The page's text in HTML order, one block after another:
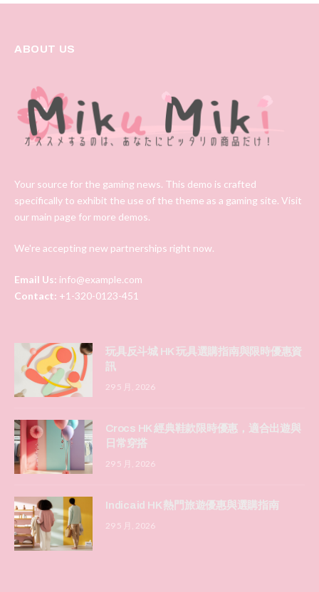
ABOUT US
Your source for the gaming news. This demo is crafted
specifically to exhibit the use of the theme as a gaming site. Visit
our main page for more demos.
We're accepting new partnerships right now.
Email Us: info@example.com
Contact: +1-320-0123-451
玩具反斗城 HK 玩具選購指南與限時優惠資
訊
29 5 月, 2026
Crocs HK 經典鞋款限時優惠，適合出遊與
日常穿搭
29 5 月, 2026
Indicaid HK 熱門旅遊優惠與選購指南
29 5 月, 2026